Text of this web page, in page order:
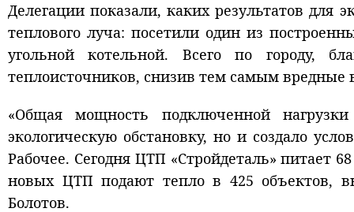
Делегации показали, каких результатов для
теплового луча: посетили один из
угольной котельной. Всего по городу,
теплоисточников, снизив тем самым вредные
«Общая мощность подключенной
экологическую обстановку, но и создало
Рабочее. Сегодня ЦТП «Стройдеталь» питает
новых ЦТП подают тепло в 425 объектов,
Болотов.